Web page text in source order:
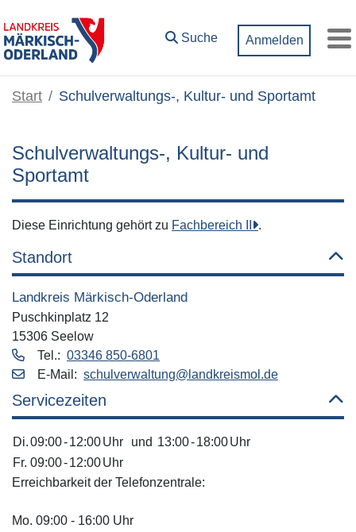
Zum Hauptinhalt springen
Suche Anmelden
Start Schulverwaltungs-, Kultur- und Sportamt
Schulverwaltungs-, Kultur- und
Sportamt
Diese Einrichtung gehört zu Fachbereich II .
Standort
Landkreis Märkisch-Oderland
Puschkinplatz 12
15306 Seelow
Tel.: 03346 850-6801
E‑Mail: schulverwaltung@landkreismol.de
Servicezeiten
Di.09:00-12:00Uhr und 13:00-18:00Uhr
Fr. 09:00-12:00Uhr
Erreichbarkeit der Telefonzentrale:
Mo. 09:00 - 16:00 Uhr